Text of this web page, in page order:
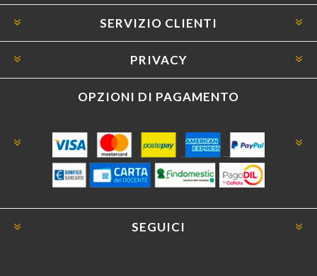
SERVIZIO CLIENTI
PRIVACY
OPZIONI DI PAGAMENTO
SEGUICI